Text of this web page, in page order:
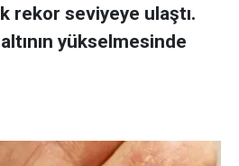
rekor seviyeye ulaştı.
yükselmesinde